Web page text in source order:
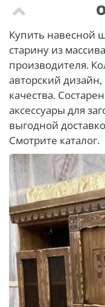
Купить навесной
старину из
производителя.
авторский дизайн,
качества.
аксессуары для
выгодной
Смотрите каталог.